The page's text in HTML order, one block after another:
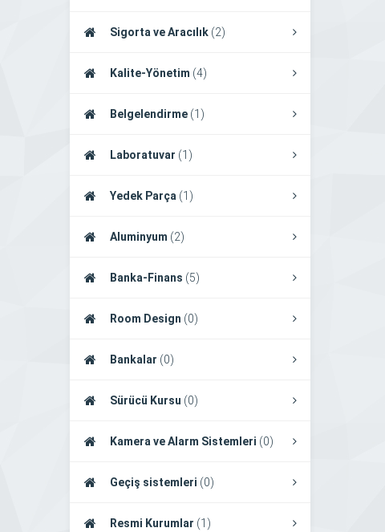
Sigorta ve Aracılık (2)
Kalite-Yönetim (4)
Belgelendirme (1)
Laboratuvar (1)
Yedek Parça (1)
Aluminyum (2)
Banka-Finans (5)
Room Design (0)
Bankalar (0)
Sürücü Kursu (0)
Kamera ve Alarm Sistemleri (0)
Geçiş sistemleri (0)
Resmi Kurumlar (1)